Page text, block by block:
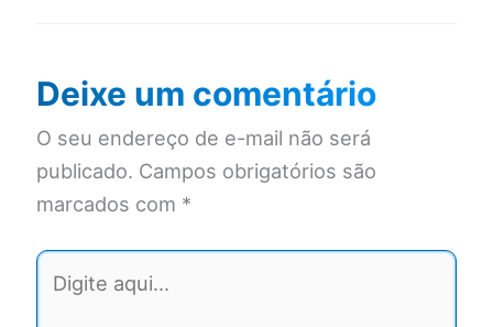
Deixe um comentário
O seu endereço de e-mail não será
publicado. Campos obrigatórios são
marcados com *
Digite
aqui...